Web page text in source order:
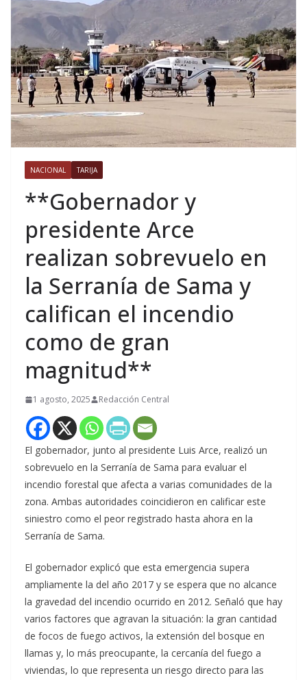
NACIONAL TARIJA
**Gobernador y
presidente Arce
realizan sobrevuelo en
la Serranía de Sama y
califican el incendio
como de gran
magnitud**
1 agosto, 2025 Redacción Central
El gobernador, junto al presidente Luis Arce, realizó un
sobrevuelo en la Serranía de Sama para evaluar el
incendio forestal que afecta a varias comunidades de la
zona. Ambas autoridades coincidieron en calificar este
siniestro como el peor registrado hasta ahora en la
Serranía de Sama.
El gobernador explicó que esta emergencia supera
ampliamente la del año 2017 y se espera que no alcance
la gravedad del incendio ocurrido en 2012. Señaló que hay
varios factores que agravan la situación: la gran cantidad
de focos de fuego activos, la extensión del bosque en
llamas y, lo más preocupante, la cercanía del fuego a
viviendas, lo que representa un riesgo directo para las